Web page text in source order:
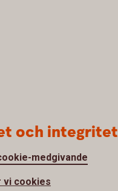
och integritet
medgivande
vi cookies